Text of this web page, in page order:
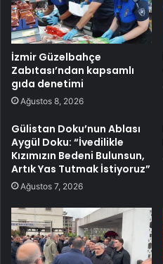
İzmir Güzelbahçe
Zabıtası’ndan kapsamlı
gıda denetimi
Ağustos 8, 2026
Gülistan Doku’nun Ablası
Aygül Doku: “İvedilikle
Kızımızın Bedeni Bulunsun,
Artık Yas Tutmak İstiyoruz”
Ağustos 7, 2026